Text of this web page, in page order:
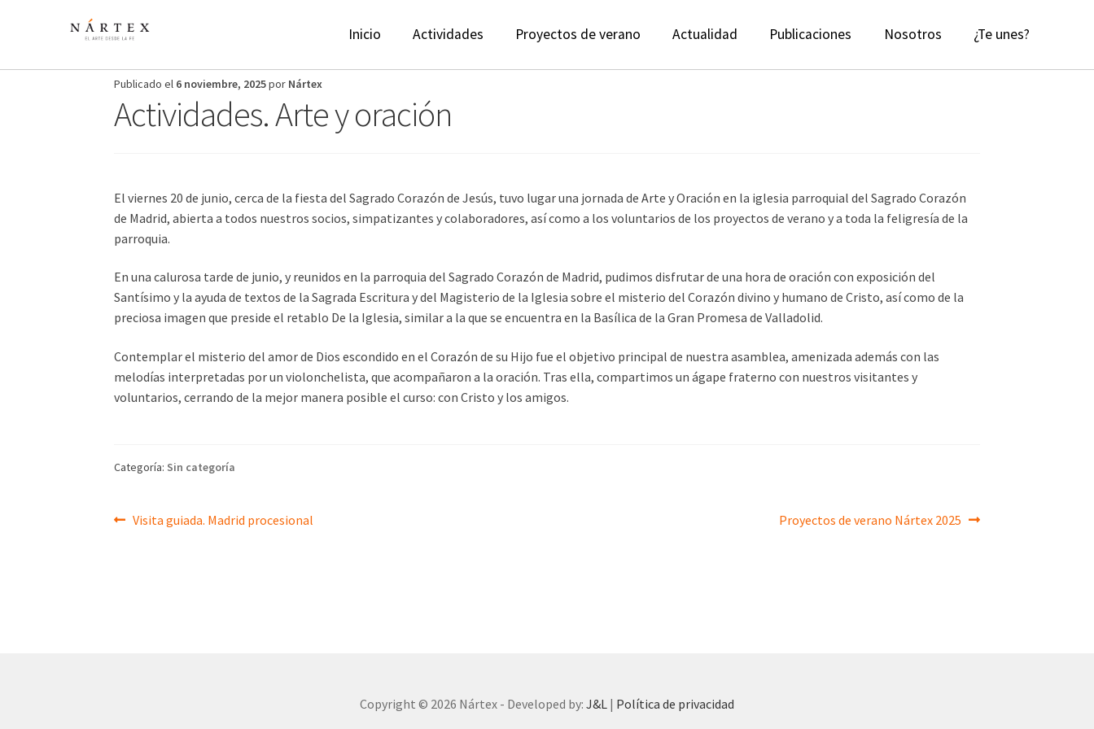
navegación
Inicio Actividades Proyectos de verano Actualidad Publicaciones Nosotros ¿Te unes?
Publicado el 6 noviembre, 2025por Nártex
Actividades. Arte y oración
El viernes 20 de junio, cerca de la fiesta del Sagrado Corazón de Jesús, tuvo lugar una jornada de Arte y Oración en la iglesia parroquial del Sagrado Corazón
de Madrid, abierta a todos nuestros socios, simpatizantes y colaboradores, así como a los voluntarios de los proyectos de verano y a toda la feligresía de la
parroquia.
En una calurosa tarde de junio, y reunidos en la parroquia del Sagrado Corazón de Madrid, pudimos disfrutar de una hora de oración con exposición del
Santísimo y la ayuda de textos de la Sagrada Escritura y del Magisterio de la Iglesia sobre el misterio del Corazón divino y humano de Cristo, así como de la
preciosa imagen que preside el retablo De la Iglesia, similar a la que se encuentra en la Basílica de la Gran Promesa de Valladolid.
Contemplar el misterio del amor de Dios escondido en el Corazón de su Hijo fue el objetivo principal de nuestra asamblea, amenizada además con las
melodías interpretadas por un violonchelista, que acompañaron a la oración. Tras ella, compartimos un ágape fraterno con nuestros visitantes y
voluntarios, cerrando de la mejor manera posible el curso: con Cristo y los amigos.
Categoría: Sin categoría
Navegación
Anterior:
Visita guiada. Madrid procesional Siguiente:
Proyectos de verano Nártex 2025
Copyright © 2026 Nártex - Developed by: J&L | Política de privacidad